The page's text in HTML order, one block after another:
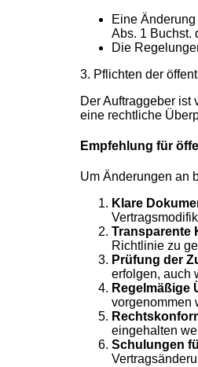
Eine
Abs. 1 Buchst.
Die
3. Pflichten der
Der Auftraggeber ist
eine rechtliche
Empfehlung für
Um Änderungen an
Klare
Transparente
Richtlinie zu
Prüfung der
erfolgen, auch
Regelmäßige
vorgenommen
eingehalten
Schulungen